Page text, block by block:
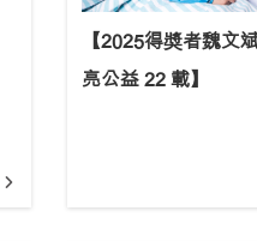
【2025得奬者魏文
亮公益 22 載】